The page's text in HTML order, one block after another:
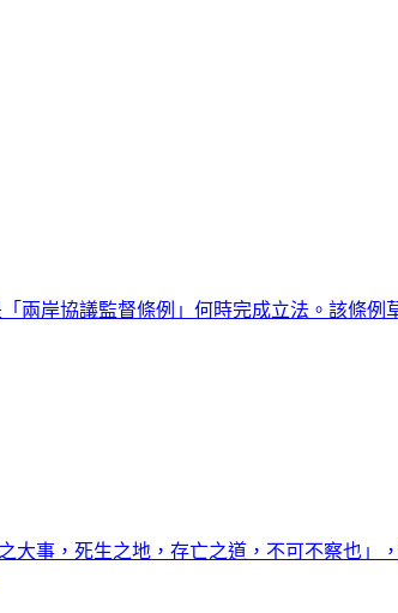
兩岸協議監督條例」何時完成立法。該條
事，死生之地，存亡之道，不可不察也」